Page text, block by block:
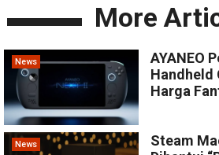
More
News
AYANEO
Handheld
Harga
News
Steam